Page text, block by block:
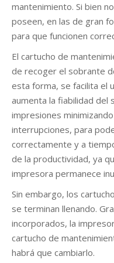
mantenimiento. Si bien
poseen, en las de gran
para que funcionen
El cartucho de
de recoger el sobrante
esta forma, se facilita el
aumenta la fiabilidad del
impresiones
interrupciones, para
correctamente y a
de la productividad, ya
impresora permanece
Sin embargo, los
se terminan llenando.
incorporados, la
cartucho de
habrá que cambiarlo.